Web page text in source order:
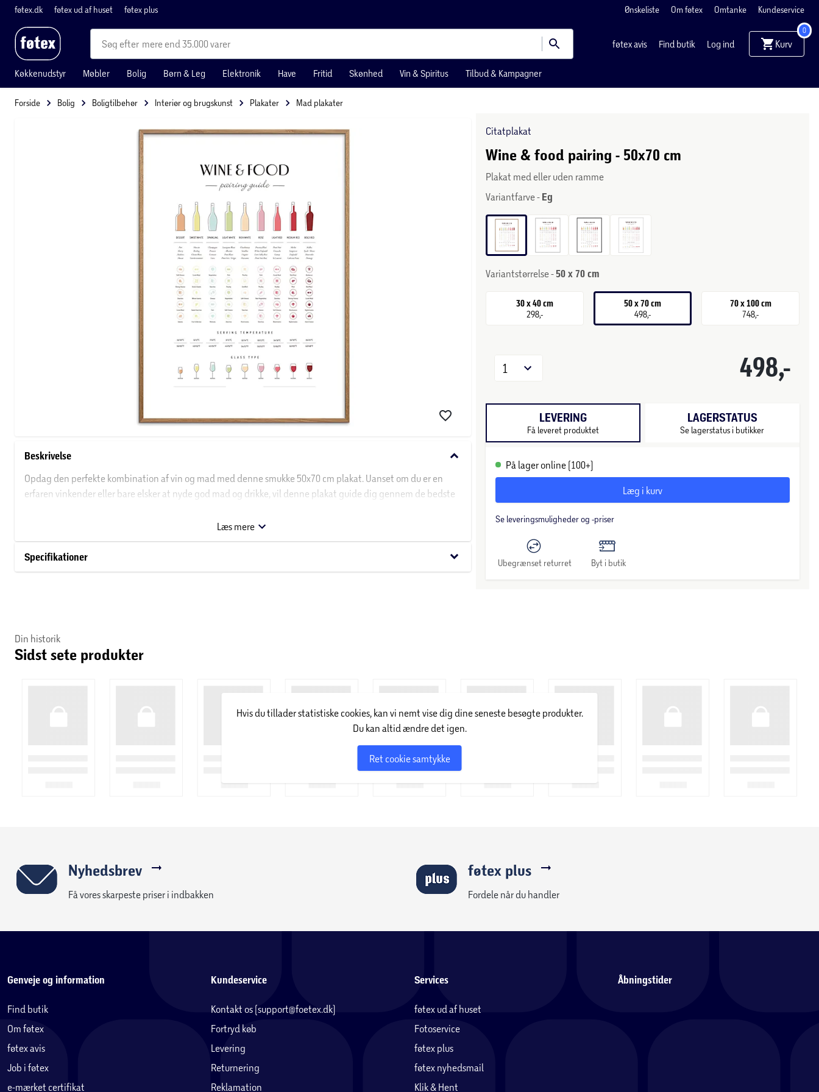
føtex.dk føtex ud af huset føtex plus Ønskeliste Om føtex Omtanke Kundeservice
mere end 35.000 varer føtex avis Find butik Log ind Kurv
0
Køkkenudstyr Møbler Bolig Børn & Leg Elektronik Have Fritid Skønhed Vin & Spiritus Tilbud & Kampagner
Forside Bolig Boligtilbehør Interiør og brugskunst Plakater Mad plakater
Beskrivelse keyboard_arrow_down
Opdag den perfekte kombination af vin og mad med denne smukke 50x70 cm plakat. Uanset om du er en
erfaren vinkender eller bare elsker at nyde god mad og drikke, vil denne plakat guide dig gennem de bedste
Med smagfulde illustrationer og nyttige tips vil denne plakat være en fantastisk tilføjelse til dit køkken eller
spiseområde.
Læs mere
Specifikationer keyboard_arrow_down
Citatplakat
Wine & food pairing - 50x70 cm
Plakat med eller uden ramme
Variantfarve - Eg
Variantstørrelse - 50 x 70 cm
30 x 40 cm
298,-
50 x 70 cm
498,-
70 x 100 cm
748,-
498,-
1
LEVERING
Få leveret produktet
LAGERSTATUS
Se lagerstatus i butikker
På lager online (100+)
Læg i kurv
Se leveringsmuligheder og -priser
Ubegrænset returret Byt i butik
Din historik
Sidst sete produkter
Hvis du tillader statistiske cookies, kan vi nemt vise dig dine seneste besøgte produkter.
Du kan altid ændre det igen.
Ret cookie samtykke
Nyhedsbrev
Få vores skarpeste priser i indbakken
føtex plus
Fordele når du handler
Genveje og information
Find butik
Om føtex
føtex avis
Job i føtex
e-mærket certifikat
Kundeservice
Kontakt os (support@foetex.dk)
Fortryd køb
Levering
Returnering
Reklamation
Services
føtex ud af huset
Fotoservice
føtex plus
føtex nyhedsmail
Klik & Hent
Åbningstider